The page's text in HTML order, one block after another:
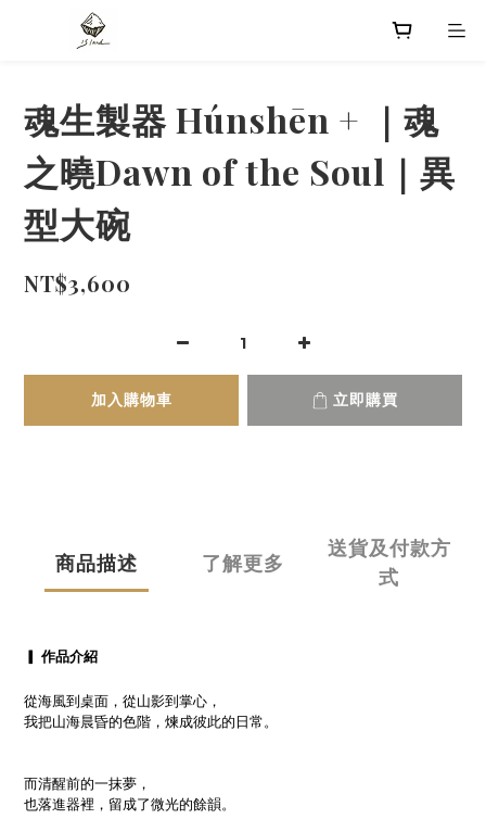
魂生製器 Húnshēn + ｜魂
之曉Dawn of the Soul｜異
型大碗
NT$3,600
加入購物車 立即購買
商品描述 了解更多
送貨及付款方
式
▎ 作品介紹
從海風到桌面，從山影到掌心，
我把山海晨昏的色階，煉成彼此的日常。
而清醒前的一抹夢，
也落進器裡，留成了微光的餘韻。